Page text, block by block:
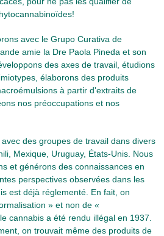
avec le Grupo Curativa de
amie la Dre Paola Pineda et son
des axes de travail, étudions
élaborons des produits
à partir d'extraits de
nos préoccupations et nos
des groupes de travail dans divers
Mexique, Uruguay, États-Unis. Nous
et générons des connaissances en
perspectives observées dans les
est déjà réglementé. En fait, on
» et non de «
cannabis a été rendu illégal en 1937.
on trouvait même des produits de